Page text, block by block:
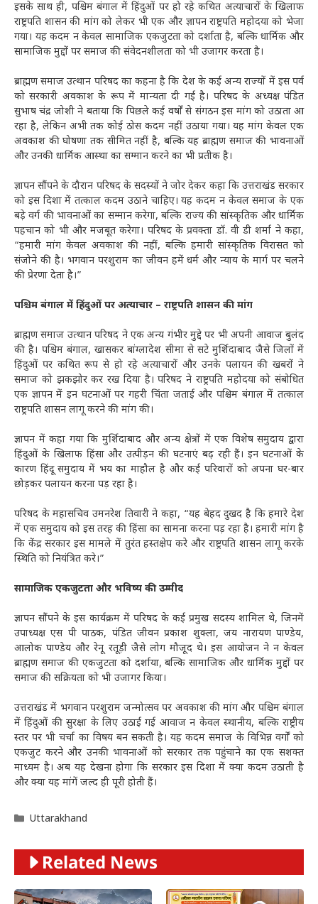
इसके साथ ही, पश्चिम बंगाल में हिंदुओं पर हो रहे कथित अत्याचारों के खिलाफ
राष्ट्रपति शासन की मांग को लेकर भी एक और ज्ञापन राष्ट्रपति महोदया को भेजा
गया। यह कदम न केवल सामाजिक एकजुटता को दर्शाता है, बल्कि धार्मिक और
सामाजिक मुद्दों पर समाज की संवेदनशीलता को भी उजागर करता है।
ब्राह्मण समाज उत्थान परिषद का कहना है कि देश के कई अन्य राज्यों में इस पर्व
को सरकारी अवकाश के रूप में मान्यता दी गई है। परिषद के अध्यक्ष पंडित
सुभाष चंद्र जोशी ने बताया कि पिछले कई वर्षों से संगठन इस मांग को उठाता आ
रहा है, लेकिन अभी तक कोई ठोस कदम नहीं उठाया गया। यह मांग केवल एक
अवकाश की घोषणा तक सीमित नहीं है, बल्कि यह ब्राह्मण समाज की भावनाओं
और उनकी धार्मिक आस्था का सम्मान करने का भी प्रतीक है।
ज्ञापन सौंपने के दौरान परिषद के सदस्यों ने जोर देकर कहा कि उत्तराखंड सरकार
को इस दिशा में तत्काल कदम उठाने चाहिए। यह कदम न केवल समाज के एक
बड़े वर्ग की भावनाओं का सम्मान करेगा, बल्कि राज्य की सांस्कृतिक और धार्मिक
पहचान को भी और मजबूत करेगा। परिषद के प्रवक्ता डॉ. वी डी शर्मा ने कहा,
“हमारी मांग केवल अवकाश की नहीं, बल्कि हमारी सांस्कृतिक विरासत को
संजोने की है। भगवान परशुराम का जीवन हमें धर्म और न्याय के मार्ग पर चलने
की प्रेरणा देता है।”
पश्चिम बंगाल में हिंदुओं पर अत्याचार – राष्ट्रपति शासन की मांग
ब्राह्मण समाज उत्थान परिषद ने एक अन्य गंभीर मुद्दे पर भी अपनी आवाज बुलंद
की है। पश्चिम बंगाल, खासकर बांग्लादेश सीमा से सटे मुर्शिदाबाद जैसे जिलों में
हिंदुओं पर कथित रूप से हो रहे अत्याचारों और उनके पलायन की खबरों ने
समाज को झकझोर कर रख दिया है। परिषद ने राष्ट्रपति महोदया को संबोधित
एक ज्ञापन में इन घटनाओं पर गहरी चिंता जताई और पश्चिम बंगाल में तत्काल
राष्ट्रपति शासन लागू करने की मांग की।
ज्ञापन में कहा गया कि मुर्शिदाबाद और अन्य क्षेत्रों में एक विशेष समुदाय द्वारा
हिंदुओं के खिलाफ हिंसा और उत्पीड़न की घटनाएं बढ़ रही हैं। इन घटनाओं के
कारण हिंदू समुदाय में भय का माहौल है और कई परिवारों को अपना घर-बार
छोड़कर पलायन करना पड़ रहा है।
परिषद के महासचिव उमनरेश तिवारी ने कहा, “यह बेहद दुखद है कि हमारे देश
में एक समुदाय को इस तरह की हिंसा का सामना करना पड़ रहा है। हमारी मांग है
कि केंद्र सरकार इस मामले में तुरंत हस्तक्षेप करे और राष्ट्रपति शासन लागू करके
स्थिति को नियंत्रित करे।”
सामाजिक एकजुटता और भविष्य की उम्मीद
ज्ञापन सौंपने के इस कार्यक्रम में परिषद के कई प्रमुख सदस्य शामिल थे, जिनमें
उपाध्यक्ष एस पी पाठक, पंडित जीवन प्रकाश शुक्ला, जय नारायण पाण्डेय,
आलोक पाण्डेय और रेनू रतूड़ी जैसे लोग मौजूद थे। इस आयोजन ने न केवल
ब्राह्मण समाज की एकजुटता को दर्शाया, बल्कि सामाजिक और धार्मिक मुद्दों पर
समाज की सक्रियता को भी उजागर किया।
उत्तराखंड में भगवान परशुराम जन्मोत्सव पर अवकाश की मांग और पश्चिम बंगाल
में हिंदुओं की सुरक्षा के लिए उठाई गई आवाज न केवल स्थानीय, बल्कि राष्ट्रीय
स्तर पर भी चर्चा का विषय बन सकती है। यह कदम समाज के विभिन्न वर्गों को
एकजुट करने और उनकी भावनाओं को सरकार तक पहुंचाने का एक सशक्त
माध्यम है। अब यह देखना होगा कि सरकार इस दिशा में क्या कदम उठाती है
और क्या यह मांगें जल्द ही पूरी होती हैं।
Categories
Uttarakhand
Related News